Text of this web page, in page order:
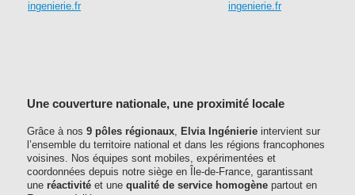
ingenierie.fr
ingenierie.fr
Une couverture nationale, une proximité locale
Grâce à nos 9 pôles régionaux, Elvia Ingénierie intervient sur
l’ensemble du territoire national et dans les régions francophones
voisines. Nos équipes sont mobiles, expérimentées et
coordonnées depuis notre siège en Île-de-France, garantissant
une réactivité et une qualité de service homogène partout en